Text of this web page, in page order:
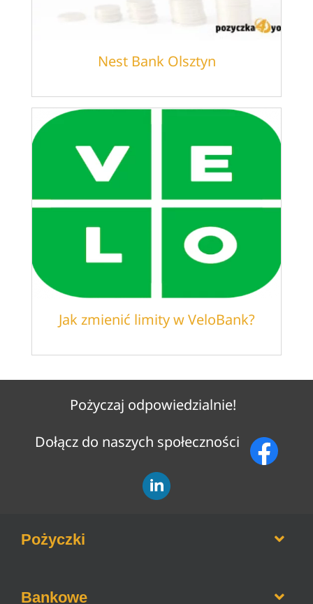
Nest Bank Olsztyn
Jak zmienić limity w VeloBank?
Pożyczaj odpowiedzialnie!
Dołącz do naszych społeczności
Pożyczki
Bankowe